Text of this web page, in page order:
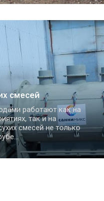
таких как
и другие